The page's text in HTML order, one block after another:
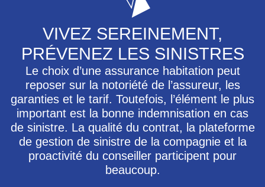
VIVEZ SEREINEMENT,
PRÉVENEZ LES SINISTRES
Le choix d’une assurance habitation peut
reposer sur la notoriété de l’assureur, les
garanties et le tarif. Toutefois, l’élément le plus
important est la bonne indemnisation en cas
de sinistre. La qualité du contrat, la plateforme
de gestion de sinistre de la compagnie et la
proactivité du conseiller participent pour
beaucoup.